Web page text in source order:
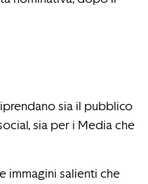
sia il pubblico
sia per i Media che
immagini salienti che